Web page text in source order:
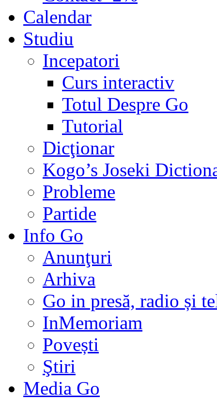
Calendar
Studiu
Incepatori
Curs interactiv
Totul Despre Go
Tutorial
Dicţionar
Kogo’s Joseki
Probleme
Partide
Info Go
Anunţuri
Arhiva
Go in presă, radio și
InMemoriam
Povești
Ştiri
Media Go